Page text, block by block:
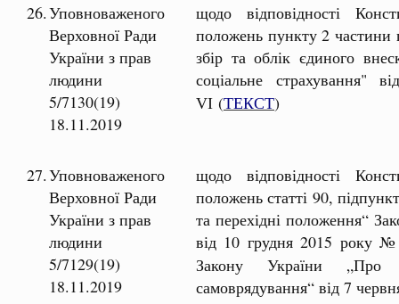
26.Уповноваженого
Верховної Ради
України з прав
людини
5/7130(19)
18.11.2019
щодо відповідності
положень пункту 2 частини
збір та облік єдиного
соціальне
VI (ТЕКСТ)
27.Уповноваженого
Верховної Ради
України з прав
людини
5/7129(19)
18.11.2019
щодо відповідності
положень статті 90,
та перехідні положення“
від 10 грудня 2015 року
Закону України „Про
самоврядування“ від 7